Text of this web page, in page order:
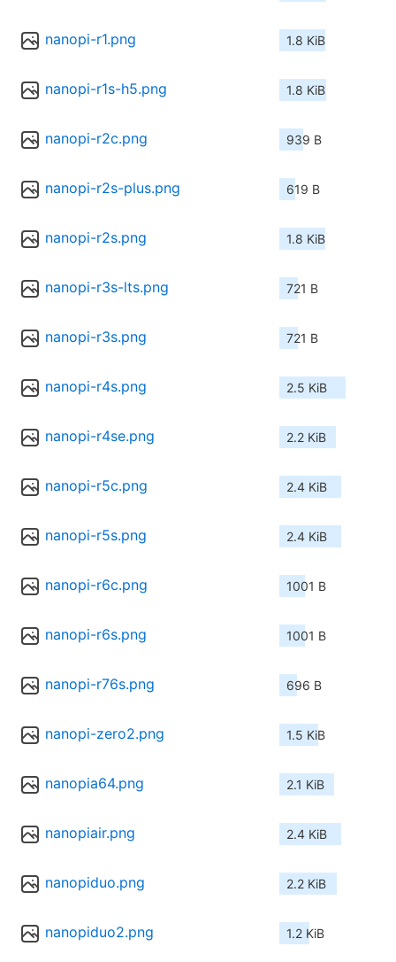
nanopi-r1.png 1.8 KiB
nanopi-r1s-h5.png 1.8 KiB
nanopi-r2c.png 939 B
nanopi-r2s-plus.png 619 B
nanopi-r2s.png 1.8 KiB
nanopi-r3s-lts.png 721 B
nanopi-r3s.png 721 B
nanopi-r4s.png 2.5 KiB
nanopi-r4se.png 2.2 KiB
nanopi-r5c.png 2.4 KiB
nanopi-r5s.png 2.4 KiB
nanopi-r6c.png 1001 B
nanopi-r6s.png 1001 B
nanopi-r76s.png 696 B
nanopi-zero2.png 1.5 KiB
nanopia64.png 2.1 KiB
nanopiair.png 2.4 KiB
nanopiduo.png 2.2 KiB
nanopiduo2.png 1.2 KiB